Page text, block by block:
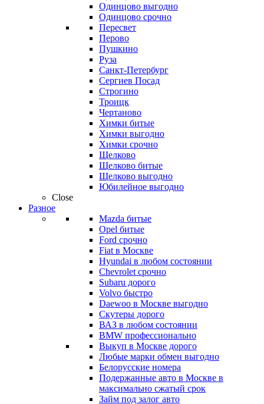
Одинцово выгодно
Одинцово срочно
Пересвет
Перово
Пушкино
Руза
Санкт-Петербург
Сергиев Посад
Строгино
Троицк
Чертаново
Химки битые
Химки выгодно
Химки срочно
Щелково
Щелково битые
Щелково выгодно
Юбилейное выгодно
Close
Разное
Mazda битые
Opel битые
Ford срочно
Fiat в Москве
Hyundai в любом состоянии
Chevrolet срочно
Subaru дорого
Volvo быстро
Daewoo в Москве выгодно
Скутеры дорого
ВАЗ в любом состоянии
BMW профессионально
Выкуп в Москве дорого
Любые марки обмен выгодно
Белорусские номера
Подержанные авто в Москве в
максимально сжатый срок
Займ под залог авто